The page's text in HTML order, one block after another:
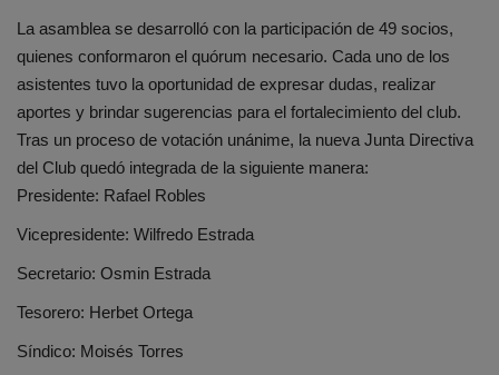
La asamblea se desarrolló con la participación de 49 socios,
quienes conformaron el quórum necesario. Cada uno de los
asistentes tuvo la oportunidad de expresar dudas, realizar
aportes y brindar sugerencias para el fortalecimiento del club.
Tras un proceso de votación unánime, la nueva Junta Directiva
del Club quedó integrada de la siguiente manera:
Presidente: Rafael Robles
Vicepresidente: Wilfredo Estrada
Secretario: Osmin Estrada
Tesorero: Herbet Ortega
Síndico: Moisés Torres